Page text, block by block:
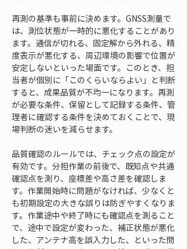
再測の基準も事前に決めます。GNSS測量で
は、測位状態が一時的に悪化することがあり
ます。通信が切れる、固定解から外れる、精
度表示が悪化する、周辺環境の影響で位置が
安定しないといった場面です。このとき、担
当者が個別に「このくらいならよい」と判断
すると、成果品質が不均一になります。再測
が必要な条件、保留として記録する条件、管
理者に確認する条件を決めておくことで、現
場判断の迷いを減らせます。
品質確認のルールでは、チェック点の設定が
有効です。分担作業の前後で、既知点や共通
確認点を測り、座標差や高さ差を確認しま
す。作業開始時に問題がなければ、少なくと
も初期設定の大きな誤りは防ぎやすくなりま
す。作業途中や終了時にも確認点を測ること
で、途中で設定が変わった、補正状態が悪化
した、アンテナ高を誤入力した、といった問